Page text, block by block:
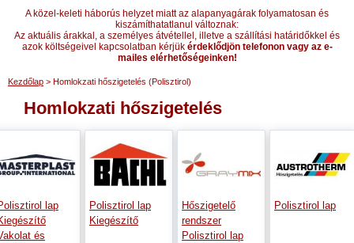
A közel-keleti háborús helyzet miatt az alapanyagárak folyamatosan és
kiszámíthatatlanul változnak:
Az aktuális árakkal, a személyes átvétellel, illetve a szállítási határidőkkel és
azok költségeivel kapcsolatban kérjük érdeklődjön telefonon vagy az e-
mailes elérhetőségeinken!
Kezdőlap > Homlokzati hőszigetelés (Polisztirol)
Homlokzati hőszigetelés
lap
és
Polisztirol lap
Kiegészítő
Hőszigetelő
rendszer
Polisztirol lap
Polisztirol lap